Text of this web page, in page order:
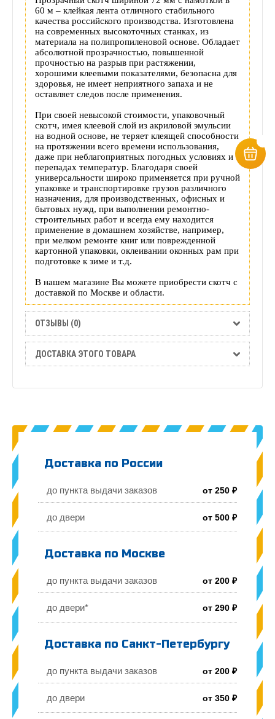
60 м – клейкая лента отличного стабильного
качества российского производства. Изготовлена
на современных высокоточных станках, из
материала на полипропиленовой основе. Обладает
абсолютной прозрачностью, повышенной
прочностью на разрыв при растяжении,
хорошими клеевыми показателями, безопасна для
здоровья, не имеет неприятного запаха и не
оставляет следов после применения.
При своей невысокой стоимости, упаковочный
скотч, имея клеевой слой из акриловой эмульсии
на водной основе, не теряет клеящей способности
на протяжении всего времени использования,
даже при неблагоприятных погодных условиях и
перепадах температур. Благодаря своей
универсальности широко применяется при ручной
упаковке и транспортировке грузов различного
назначения, для производственных, офисных и
бытовых нужд, при выполнении ремонтно-
строительных работ и всегда ему находится
применение в домашнем хозяйстве, например,
при мелком ремонте книг или поврежденной
картонной упаковки, оклеивании оконных рам при
подготовке к зиме и т.д.
В нашем магазине Вы можете приобрести скотч с
доставкой по Москве и области.
ОТЗЫВЫ (0)
ДОСТАВКА ЭТОГО ТОВАРА
Доставка по России
до пункта выдачи заказов от 250 ₽
до двери от 500 ₽
Доставка по Москве
до пункта выдачи заказов от 200 ₽
до двери* от 290 ₽
Доставка по Санкт-Петербургу
до пункта выдачи заказов от 200 ₽
до двери от 350 ₽